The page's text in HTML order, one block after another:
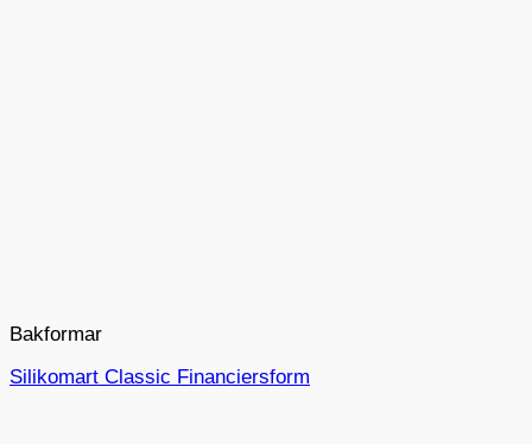
Bakformar
Silikomart Classic Financiersform